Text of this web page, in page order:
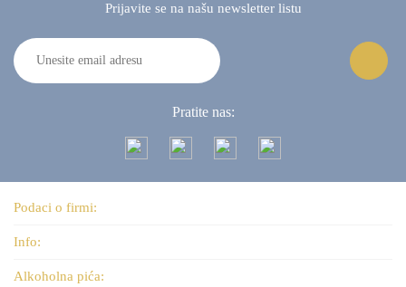
Prijavite se na našu newsletter listu
Pratite nas:
Podaci o firmi:
Info:
Alkoholna pića: